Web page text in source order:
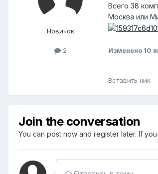
Новичок
2
Всего 38
Москва или
Изменено 10
Вставить ник
Join the conversation
You can post now and register later. If